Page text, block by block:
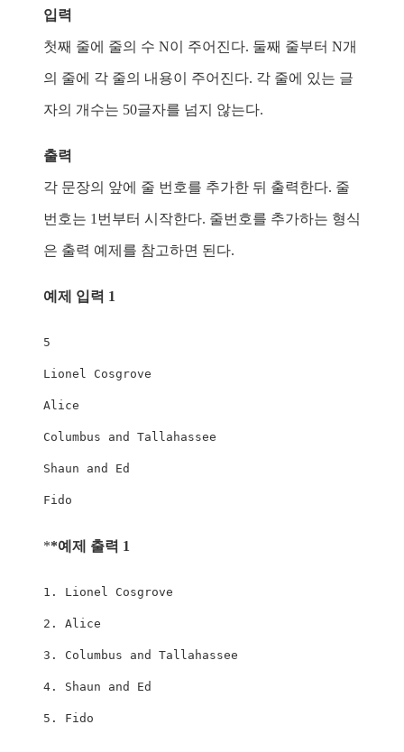
입력
첫째 줄에 줄의 수 N이 주어진다. 둘째 줄부터 N개
의 줄에 각 줄의 내용이 주어진다. 각 줄에 있는 글
자의 개수는 50글자를 넘지 않는다.
출력
각 문장의 앞에 줄 번호를 추가한 뒤 출력한다. 줄
번호는 1번부터 시작한다. 줄번호를 추가하는 형식
은 출력 예제를 참고하면 된다.
예제 입력 1
5
Lionel Cosgrove
Alice
Columbus and Tallahassee
Shaun and Ed
Fido
**예제 출력 1
1. Lionel Cosgrove
2. Alice
3. Columbus and Tallahassee
4. Shaun and Ed
5. Fido